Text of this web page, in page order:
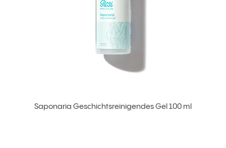
Saponaria Geschichtsreinigendes Gel 100 ml